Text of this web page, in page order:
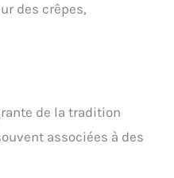
des crêpes,
de la tradition
associées à des